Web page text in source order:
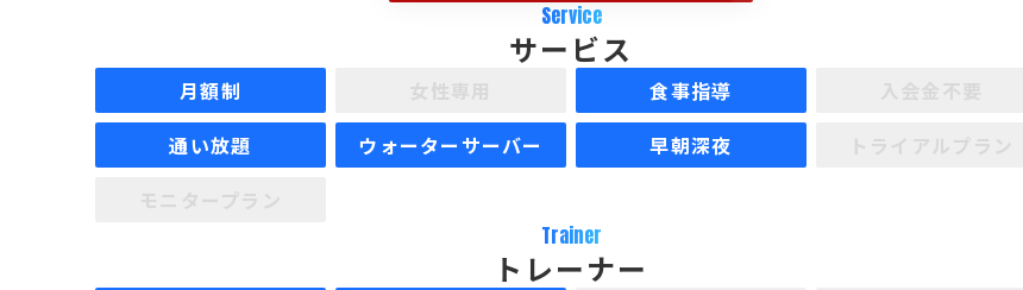
Service
サービス
月額制 食事指導
通い放題
ウォーターサーバー 早朝深夜
Trainer
トレーナー